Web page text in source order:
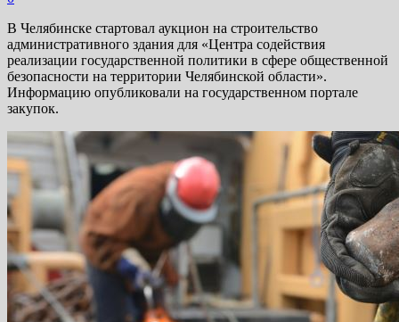
В Челябинске стартовал аукцион на строительство
административного здания для «Центра содействия
реализации государственной политики в сфере общественной
безопасности на территории Челябинской области».
Информацию опубликовали на государственном портале
закупок.